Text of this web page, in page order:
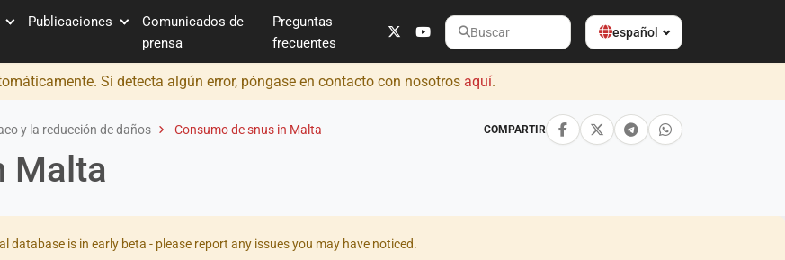
Publicaciones
Comunicados de
prensa
Preguntas
frecuentes
Buscar
español
Si detecta algún error, póngase en contacto con nosotros aquí.
y la reducción de daños Consumo de snus in Malta COMPARTIR
Malta
database is in early beta - please report any issues you may have noticed.